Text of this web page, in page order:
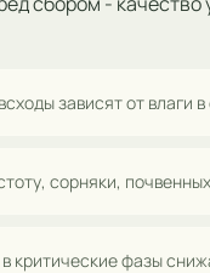
зависят от влаги
сорняки,
критические фазы